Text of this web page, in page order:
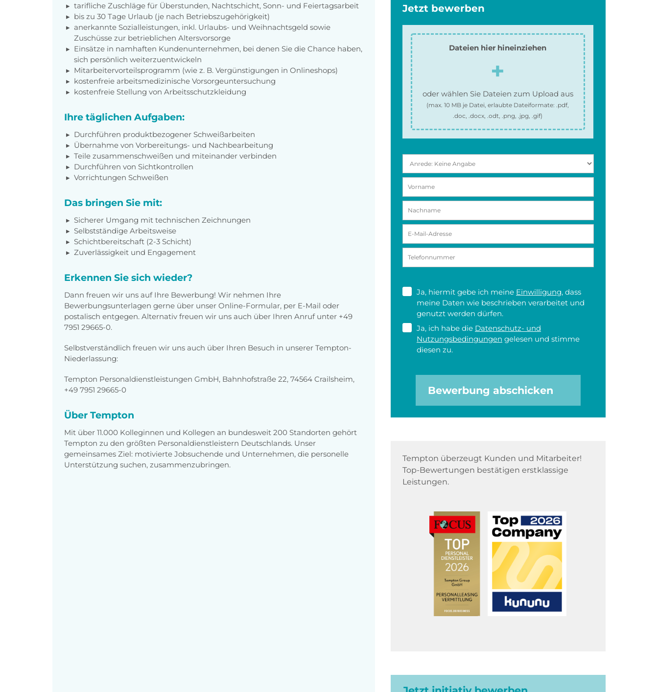
tarifliche Zuschläge für Überstunden, Nachtschicht, Sonn- und Feiertagsarbeit
bis zu 30 Tage Urlaub (je nach Betriebszugehörigkeit)
anerkannte Sozialleistungen, inkl. Urlaubs- und Weihnachtsgeld sowie
Zuschüsse zur betrieblichen Altersvorsorge
Einsätze in namhaften Kundenunternehmen, bei denen Sie die Chance haben,
sich persönlich weiterzuentwickeln
Mitarbeitervorteilsprogramm (wie z. B. Vergünstigungen in Onlineshops)
kostenfreie arbeitsmedizinische Vorsorgeuntersuchung
kostenfreie Stellung von Arbeitsschutzkleidung
Ihre täglichen Aufgaben:
Durchführen produktbezogener Schweißarbeiten
Übernahme von Vorbereitungs- und Nachbearbeitung
Teile zusammenschweißen und miteinander verbinden
Durchführen von Sichtkontrollen
Vorrichtungen Schweißen
Das bringen Sie mit:
Sicherer Umgang mit technischen Zeichnungen
Selbstständige Arbeitsweise
Schichtbereitschaft (2-3 Schicht)
Zuverlässigkeit und Engagement
Erkennen Sie sich wieder?
Dann freuen wir uns auf Ihre Bewerbung! Wir nehmen Ihre
Bewerbungsunterlagen gerne über unser Online-Formular, per E-Mail oder
postalisch entgegen. Alternativ freuen wir uns auch über Ihren Anruf unter +49
7951 29665-0.
Selbstverständlich freuen wir uns auch über Ihren Besuch in unserer Tempton-
Niederlassung:
Tempton Personaldienstleistungen GmbH, Bahnhofstraße 22, 74564 Crailsheim,
+49 7951 29665-0
Über Tempton
Mit über 11.000 Kolleginnen und Kollegen an bundesweit 200 Standorten gehört
Tempton zu den größten Personaldienstleistern Deutschlands. Unser
gemeinsames Ziel: motivierte Jobsuchende und Unternehmen, die personelle
Unterstützung suchen, zusammenzubringen.
Jetzt bewerben
Dateien hier hineinziehen
oder wählen Sie Dateien zum Upload aus
(max.10 MB je Datei, erlaubte Dateiformate:.pdf,
.doc, .docx, .odt, .png, .jpg, .gif)
Ja, hiermit gebe ich meine Einwilligung, dass
meine Daten wie beschrieben verarbeitet und
genutzt werden dürfen.
Ja, ich habe die Datenschutz- und
Nutzungsbedingungen gelesen und stimme
diesen zu.
Bewerbung abschicken
Tempton überzeugt Kunden und Mitarbeiter!
Top-Bewertungen bestätigen erstklassige
Leistungen.